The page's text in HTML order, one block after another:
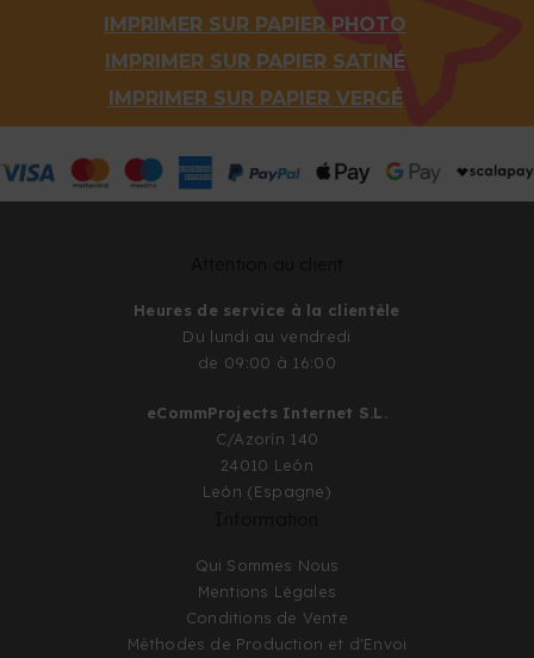
IMPRIMER SUR PAPIER PHOTO
IMPRIMER SUR PAPIER SATINÉ
IMPRIMER SUR PAPIER VERGÉ
Heures de service à la clientèle
Du lundi au vendredi
de 09:00 à 16:00
eCommProjects Internet S.L.
C/Azorín 140
24010 León
León (Espagne)
Qui Sommes Nous
Mentions Légales
Conditions de Vente
Méthodes de Production et d'Envoi